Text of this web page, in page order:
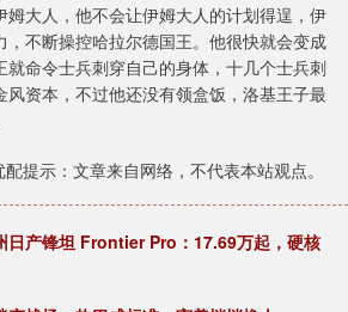
姆大人，他不会让伊姆大人的计划得逞，伊
，不断操控哈拉尔德国王。他很快就会变成
就命令士兵刺穿自己的身体，十几个士兵刺
风资本，不过他还没有领盒饭，洛基王子最
提示：文章来自网络，不代表本站观点。
日产锋坦 Frontier Pro：17.69万起，硬核